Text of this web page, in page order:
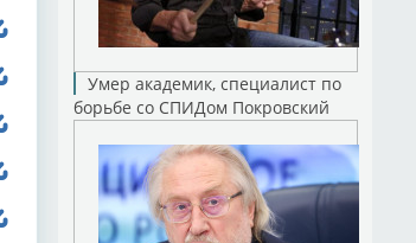
Умер академик, специалист по
борьбе со СПИДом Покровский